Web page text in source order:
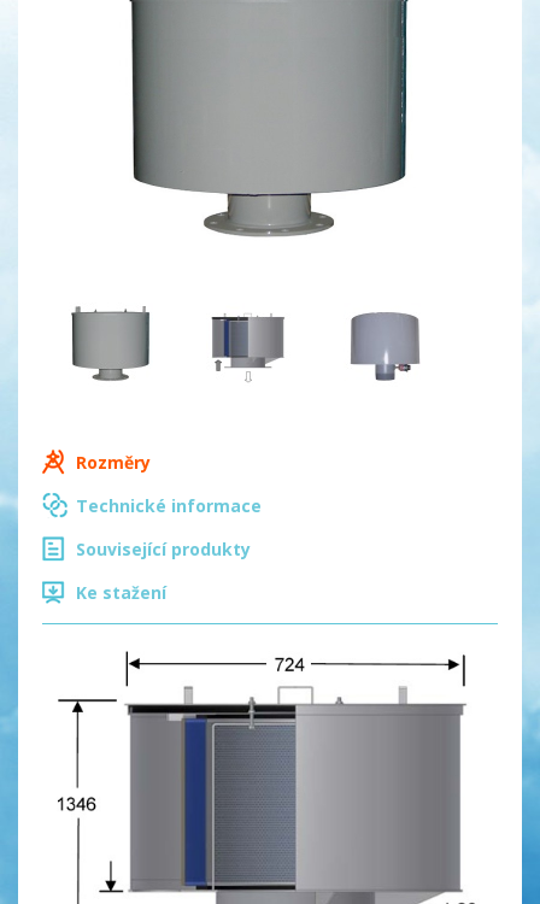
Rozměry
Technické informace
Související produkty
Ke stažení